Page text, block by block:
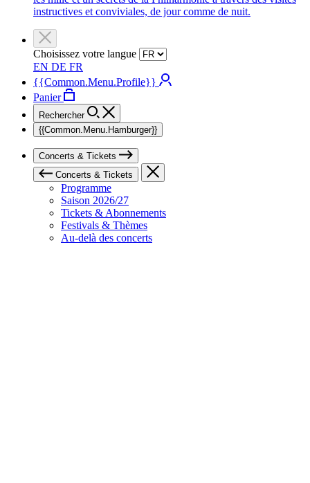
instructives et conviviales, de jour comme de nuit.
Choisissez votre langue
EN DE FR
{{Common.Menu.Profile}}
Panier
Rechercher
{{Common.Menu.Hamburger}}
Concerts & Tickets
Concerts & Tickets
Programme
Saison 2026/27
Tickets & Abonnements
Festivals & Thèmes
Au-delà des concerts